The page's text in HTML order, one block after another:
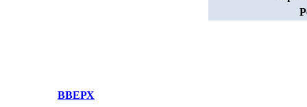
ВВЕРХ